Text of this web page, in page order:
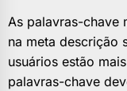
As palavras-chave
na meta descrição
usuários estão
palavras-chave